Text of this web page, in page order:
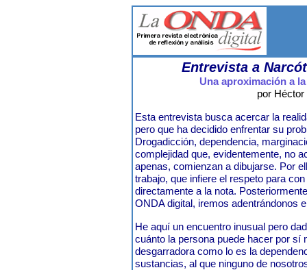
Entrevista a
Una aproximación a
por Héctor
Esta entrevista busca acercar la
pero que ha decidido enfrentar su
Drogadicción, dependencia,
complejidad que, evidentemente, no
apenas, comienzan a dibujarse. Por
trabajo, que infiere el respeto para
directamente a la nota.
ONDA digital, iremos adentrándonos
He aquí un encuentro inusual pero
cuánto la persona puede hacer por sí
desgarradora como lo es la
sustancias, al que ninguno de